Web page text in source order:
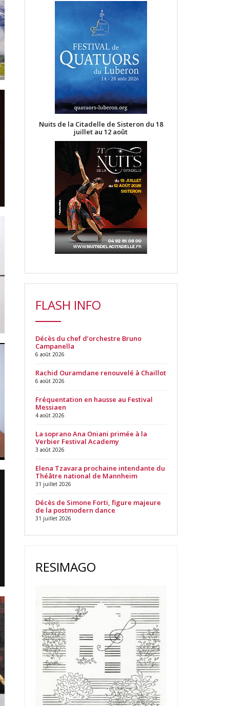
Nuits de la Citadelle de Sisteron du 18
juillet au 12 août
FLASH INFO
Décès du chef d’orchestre Bruno
Campanella
6 août 2026
Rachid Ouramdane renouvelé à Chaillot
6 août 2026
Fréquentation en hausse au Festival
Messiaen
4 août 2026
La soprano Ana Oniani primée à la
Verbier Festival Academy
3 août 2026
Elena Tzavara prochaine intendante du
Théâtre national de Mannheim
31 juillet 2026
Décès de Simone Forti, figure majeure
de la postmodern dance
31 juillet 2026
RESIMAGO